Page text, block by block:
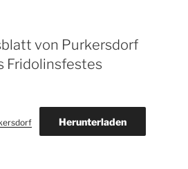
von Purkersdorf
Fridolinsfestes
Herunterladen